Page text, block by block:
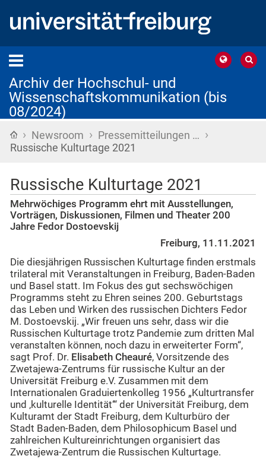
Archiv der Hochschul- und
Wissenschaftskommunikation (bis
08/2024)
Startseite
› Newsroom › Pressemitteilungen … ›
Russische Kulturtage 2021
Russische Kulturtage 2021
Mehrwöchiges Programm ehrt mit Ausstellungen,
Vorträgen, Diskussionen, Filmen und Theater 200
Jahre Fedor Dostoevskij
Freiburg, 11.11.2021
Die diesjährigen Russischen Kulturtage finden erstmals
trilateral mit Veranstaltungen in Freiburg, Baden-Baden
und Basel statt. Im Fokus des gut sechswöchigen
Programms steht zu Ehren seines 200. Geburtstags
das Leben und Wirken des russischen Dichters Fedor
M. Dostoevskij. „Wir freuen uns sehr, dass wir die
Russischen Kulturtage trotz Pandemie zum dritten Mal
veranstalten können, noch dazu in erweiterter Form“,
sagt Prof. Dr. Elisabeth Cheauré, Vorsitzende des
Zwetajewa-Zentrums für russische Kultur an der
Universität Freiburg e.V. Zusammen mit dem
Internationalen Graduiertenkolleg 1956 „Kulturtransfer
und ‚kulturelle Identität‘“ der Universität Freiburg, dem
Kulturamt der Stadt Freiburg, dem Kulturbüro der
Stadt Baden-Baden, dem Philosophicum Basel und
zahlreichen Kultureinrichtungen organisiert das
Zwetajewa-Zentrum die Russischen Kulturtage.